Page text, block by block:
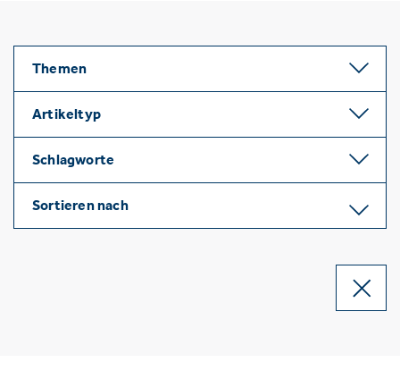
Themen
Artikeltyp
Schlagworte
Sortieren nach